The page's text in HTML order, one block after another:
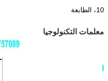
10، الطابعة
معلمات التكنولوجيا